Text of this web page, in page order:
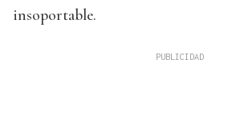
insoportable.